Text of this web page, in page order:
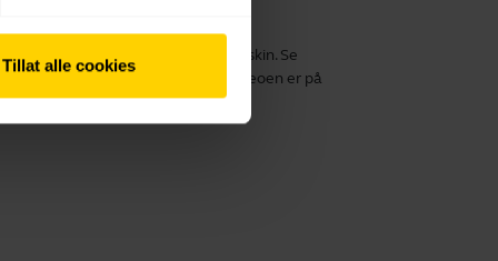
Tillat alle cookies
30/30 SE med en datamaskin. Se
din opplevelse med produktet. Videoen er på